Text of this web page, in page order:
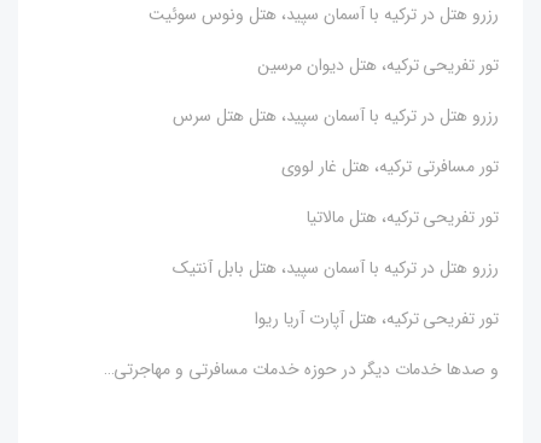
رزرو هتل در ترکیه با آسمان سپید، هتل ونوس سوئیت
تور تفریحی ترکیه، هتل دیوان مرسین
رزرو هتل در ترکیه با آسمان سپید، هتل هتل سرس
تور مسافرتی ترکیه، هتل غار لووی
تور تفریحی ترکیه، هتل مالاتیا
رزرو هتل در ترکیه با آسمان سپید، هتل بابل آنتیک
تور تفریحی ترکیه، هتل آپارت آریا ریوا
و صدها خدمات دیگر در حوزه خدمات مسافرتی و مهاجرتی…